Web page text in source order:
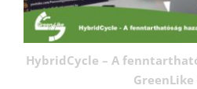
HybridCycle – A
GreenLike